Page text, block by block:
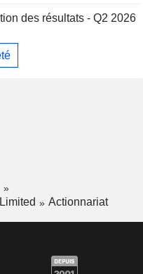
des résultats - Q2 2026
Actionnariat